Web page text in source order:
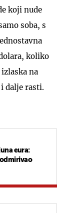
koji nude
soba, s
koliko
na
dalje rasti.
eura: